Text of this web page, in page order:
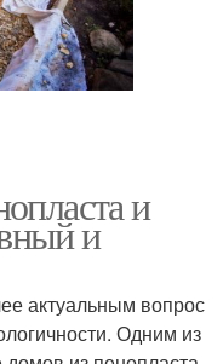
и
и
актуальным вопрос
Одним из